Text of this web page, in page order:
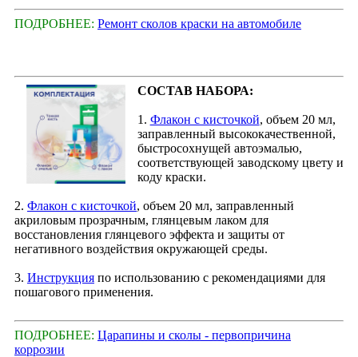
ПОДРОБНЕЕ: Ремонт сколов краски на автомобиле
СОСТАВ НАБОРА:
1. Флакон с кисточкой, объем 20 мл,
заправленный высококачественной,
быстросохнущей автоэмалью,
соответствующей заводскому цвету и
коду краски.
2. Флакон с кисточкой, объем 20 мл, заправленный
акриловым прозрачным, глянцевым лаком для
восстановления глянцевого эффекта и защиты от
негативного воздействия окружающей среды.
3. Инструкция по использованию с рекомендациями для
пошагового применения.
ПОДРОБНЕЕ: Царапины и сколы - первопричина
коррозии